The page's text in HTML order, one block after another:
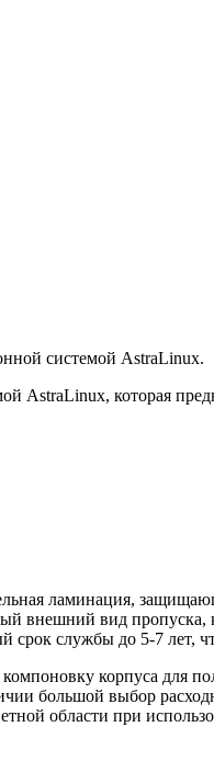
системой AstraLinux.
AstraLinux, которая
ламинация,
внешний вид
службы до 5-7 лет,
корпуса для
большой выбор
области при